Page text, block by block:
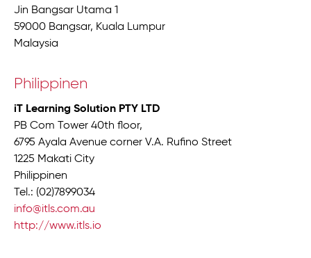
Jin Bangsar Utama 1
59000 Bangsar, Kuala Lumpur
Malaysia
Philippinen
iT Learning Solution PTY LTD
PB Com Tower 40th floor,
6795 Ayala Avenue corner V.A. Rufino Street
1225 Makati City
Philippinen
Tel.: (02)7899034
info@itls.com.au
http://www.itls.io